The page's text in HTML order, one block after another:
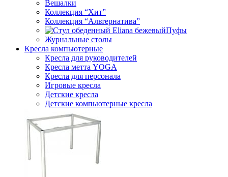
Вешалки
Коллекция “Хит”
Коллекция “Альтернатива”
Пуфы
Журнальные столы
Кресла компьютерные
Кресла для руководителей
Кресла метта YOGA
Кресла для персонала
Игровые кресла
Детские кресла
Детские компьютерные кресла